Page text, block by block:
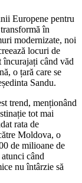
Europene pentru
în
modernizate, noi
locuri de
când văd
o țară care se
Sandu.
trend, menționând
tot mai
rata de
Moldova, o
de milioane de
când
nu întârzie să